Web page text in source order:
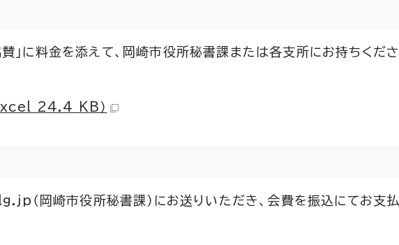
」に料金を添えて、岡崎市役所秘書課または各支所にお持ちくださ
24.4 KB）
崎市役所秘書課）にお送りいただき、会費を振込にてお支払